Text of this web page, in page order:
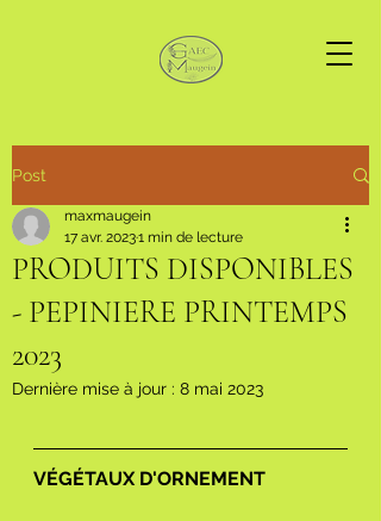
Post
PRODUITS DISPONIBLES
- PEPINIERE PRINTEMPS
2023
maxmaugein
17 avr. 20231 min de lecture
Dernière mise à jour : 8 mai 2023
VÉGÉTAUX D'ORNEMENT